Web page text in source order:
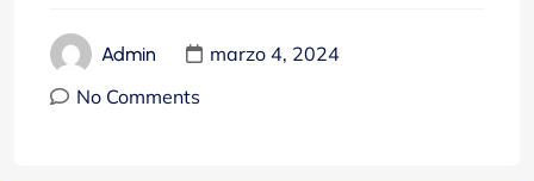
Admin
marzo 4, 2024
No Comments